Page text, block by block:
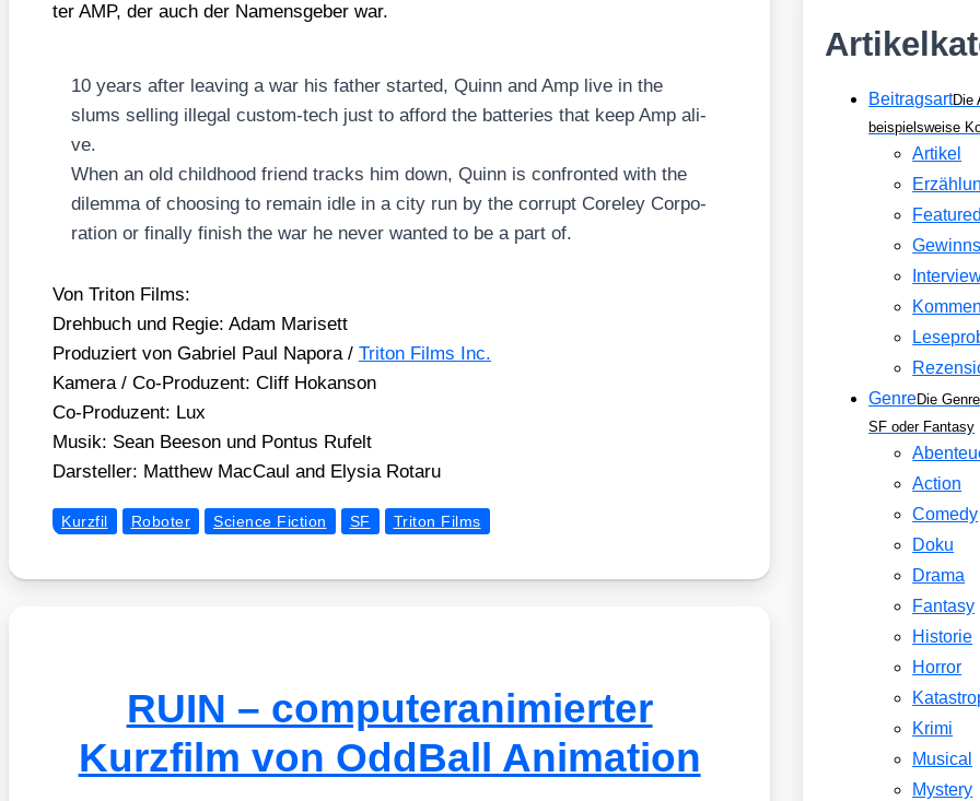
ter AMP, der auch der Namens­ge­ber war.
10 years after lea­ving a war his father star­ted, Quinn and Amp live in the
slums sel­ling ille­gal cus­tom-tech just to afford the bat­te­ries that keep Amp ali­
ve.
When an old child­hood fri­end tracks him down, Quinn is con­fron­ted with the
dilem­ma of choo­sing to remain idle in a city run by the cor­rupt Core­ley Cor­po­
ra­ti­on or final­ly finish the war he never wan­ted to be a part of.
Von Tri­ton Films:
Dreh­buch und Regie: Adam Mari­sett
Pro­du­ziert von Gabri­el Paul Napo­ra /​ Tri­ton Films Inc.
Kame­ra /​ Co-Pro­du­zent: Cliff Hokan­son
Co-Pro­du­zent: Lux
Musik: Sean Bee­son und Pon­tus Rufelt
Dar­stel­ler: Matthew Mac­Caul and Ely­sia Rota­ru
Kurzfil Roboter Science Fiction SF Triton Films
RUIN – computeranimierter
Kurzfilm von OddBall Animation
BeitragsartDie
beispielsweise
Artikel
GenreDie
SF oder Fantasy
Action
Comedy
Doku
Drama
Fantasy
Historie
Horror
Krimi
Musical
Mystery